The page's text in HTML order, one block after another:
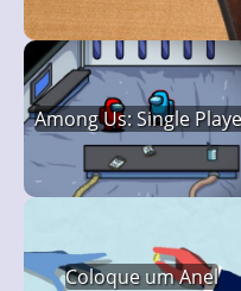
Among Us: Single
Coloque um Anel